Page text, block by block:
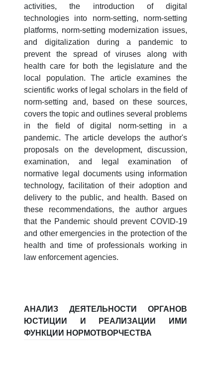
activities, the introduction of digital
technologies into norm-setting, norm-setting
platforms, norm-setting modernization issues,
and digitalization during a pandemic to
prevent the spread of viruses along with
health care for both the legislature and the
local population. The article examines the
scientific works of legal scholars in the field of
norm-setting and, based on these sources,
covers the topic and outlines several problems
in the field of digital norm-setting in a
pandemic. The article develops the author's
proposals on the development, discussion,
examination, and legal examination of
normative legal documents using information
technology, facilitation of their adoption and
delivery to the public, and health. Based on
these recommendations, the author argues
that the Pandemic should prevent COVID-19
and other emergencies in the protection of the
health and time of professionals working in
law enforcement agencies.
АНАЛИЗ ДЕЯТЕЛЬНОСТИ ОРГАНОВ
ЮСТИЦИИ И РЕАЛИЗАЦИИ ИМИ
ФУНКЦИИ НОРМОТВОРЧЕСТВА